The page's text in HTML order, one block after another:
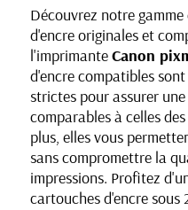
Découvrez notre
d'encre originales et
l'imprimanteCanon
d'encre compatibles
strictes pour assurer
comparables à celles
plus, elles vous
sans compromettre la
impressions. Profitez
cartouches d'encre sous